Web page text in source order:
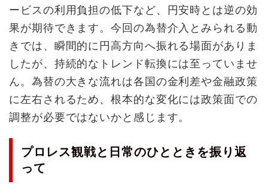
ービスの利用負担の低下など、円安時とは逆の効
果が期待できます。今回の為替介入とみられる動
きでは、瞬間的に円高方向へ振れる場面がありま
したが、持続的なトレンド転換には至っていませ
ん。為替の大きな流れは各国の金利差や金融政策
に左右されるため、根本的な変化には政策面での
調整が必要ではないかと感じます。
プロレス観戦と日常のひとときを振り返
って